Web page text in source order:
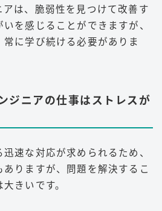
は、脆弱性を見つけて改善す
を感じることができますが、
に学び続ける必要がありま
ジニアの仕事はストレスが
速な対応が求められるため、
ありますが、問題を解決するこ
大きいです。